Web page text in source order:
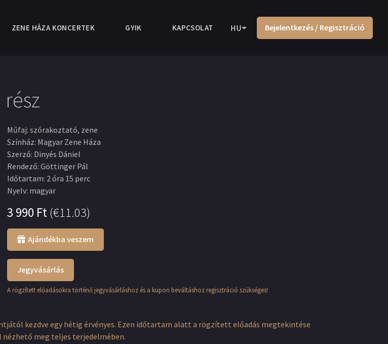
ZENE HÁZA KONCERTEK GYIK KAPCSOLAT HU Bejelentkezés / Regisztráció
Műfaj: szórakoztató, zene
Színház: Magyar Zene Háza
Szerző: Dinyés Dániel
Rendező: Göttinger Pál
Időtartam: 2 óra 15 perc
Nyelv: magyar
3 990 Ft(€11.03)
Ajándékba veszem
Jegyvásárlás
A rögzített előadásokra történő jegyvásárláshoz és a kupon beváltáshoz regisztráció szükséges!
kezdve egy hétig érvényes. Ezen időtartam alatt a rögzített előadás megtekintése
meg teljes terjedelmében.